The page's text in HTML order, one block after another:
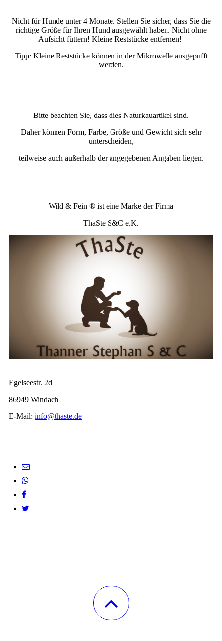
Nicht für Hunde unter 4 Monate. Stellen Sie sicher, dass Sie die
richtige Größe für Ihren Hund ausgewählt haben. Nicht ohne
Aufsicht füttern! Kleine Reststücke entfernen!
Tipp: Kleine Reststücke können in der Mikrowelle ausgepufft
werden.
Bitte beachten Sie, dass dies Naturkauartikel sind.
Daher können Form, Farbe, Größe und Gewicht sich sehr
unterscheiden,
teilweise auch außerhalb der angegebenen Angaben liegen.
Wild & Fein ® ist eine Marke der Firma
ThaSte S&C e.K.
Egelseestr. 2d
86949 Windach
E-Mail: info@thaste.de